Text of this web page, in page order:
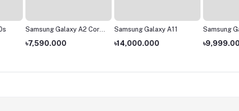
Samsung Galaxy A2 Core
৳7,590.000
Samsung Galaxy A11
৳14,000.000
Samsung